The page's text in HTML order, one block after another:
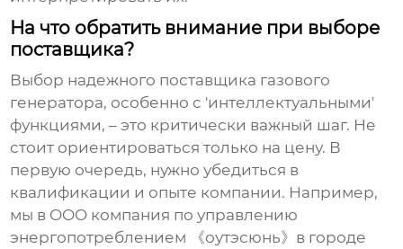
На что обратить внимание при выборе
поставщика?
Выбор надежного поставщика газового
генератора, особенно с 'интеллектуальными'
функциями, – это критически важный шаг. Не
стоит ориентироваться только на цену. В
первую очередь, нужно убедиться в
квалификации и опыте компании. Например,
мы в OOO компания по управлению
энергопотреблением 《оутэсюнь》в городе